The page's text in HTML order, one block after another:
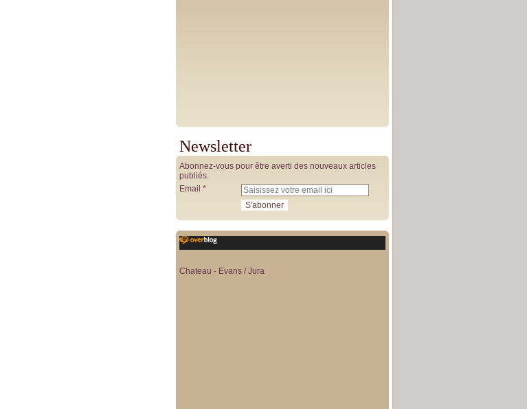
Newsletter
Abonnez-vous pour être averti des nouveaux articles
publiés.
Email
Chateau - Evans / Jura